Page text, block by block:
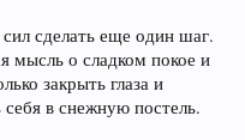
сделать еще один шаг.
мысль о сладком покое и
закрыть глаза и
в снежную постель.